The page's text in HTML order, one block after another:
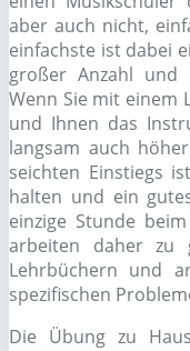
aber auch nicht,
einfachste ist dabei
großer Anzahl
Wenn Sie mit einem
und Ihnen das
langsam auch
seichten Einstiegs
halten und ein
einzige Stunde
arbeiten daher zu
Lehrbüchern und
spezifischen
Die Übung zu